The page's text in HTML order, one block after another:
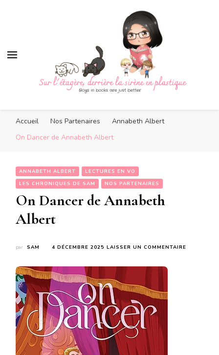
Sur l'étagère, derrière la
sirène en plastique
sirène en plastique
Accueil Nos Partenaires
Annabeth Albert
On Dancer de Annabeth Albert
ANNABETH ALBERT
LECTURES EN VO
LES CHRONIQUES DE SAM
NOS PARTENAIRES
On Dancer de Annabeth
Albert
par SAM 4 DÉCEMBRE 2025 LAISSER UN COMMENTAIRE